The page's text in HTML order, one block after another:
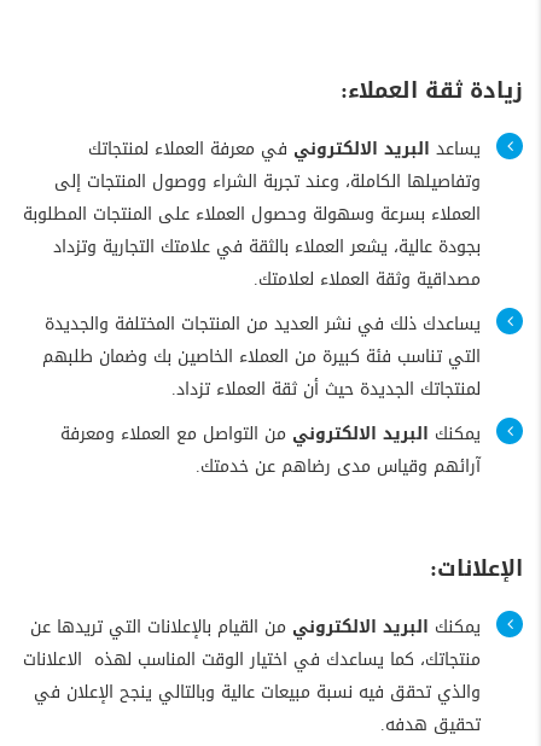
زيادة ثقة العملاء:
يساعد البريد الالكتروني في معرفة العملاء لمنتجاتك
وتفاصيلها الكاملة، وعند تجربة الشراء ووصول المنتجات إلى
العملاء بسرعة وسهولة وحصول العملاء على المنتجات المطلوبة
بجودة عالية، يشعر العملاء بالثقة في علامتك التجارية وتزداد
مصداقية وثقة العملاء لعلامتك.
يساعدك ذلك في نشر العديد من المنتجات المختلفة والجديدة
التي تناسب فئة كبيرة من العملاء الخاصين بك وضمان طلبهم
لمنتجاتك الجديدة حيث أن ثقة العملاء تزداد.
يمكنك البريد الالكتروني من التواصل مع العملاء ومعرفة
آرائهم وقياس مدى رضاهم عن خدمتك.
الإعلانات:
يمكنك البريد الالكتروني من القيام بالإعلانات التي تريدها عن
منتجاتك، كما يساعدك في اختيار الوقت المناسب لهذه الاعلانات
والذي تحقق فيه نسبة مبيعات عالية وبالتالي ينجح الإعلان في
تحقيق هدفه.